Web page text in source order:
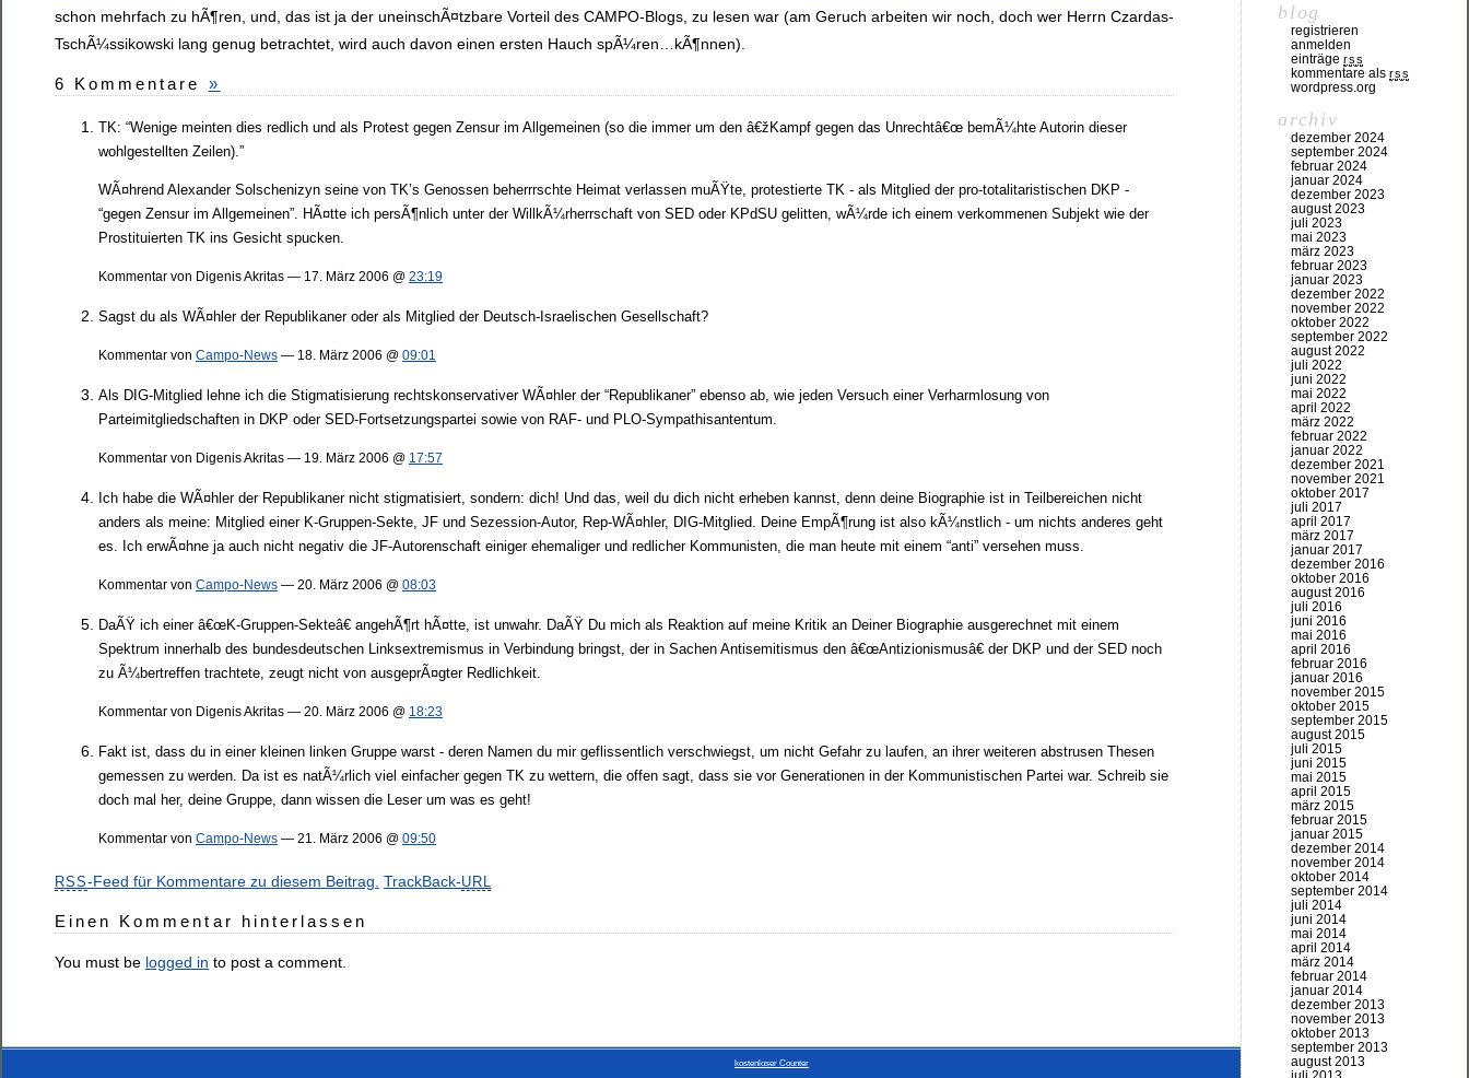
schon mehrfach zu hÃ¶ren, und, das ist ja der uneinschÃ¤tzbare Vorteil des CAMPO-Blogs, zu lesen war (am Geruch arbeiten wir noch, doch wer Herrn Czardas-
TschÃ¼ssikowski lang genug betrachtet, wird auch davon einen ersten Hauch spÃ¼ren…kÃ¶nnen).
6 Kommentare »
TK: “Wenige meinten dies redlich und als Protest gegen Zensur im Allgemeinen (so die immer um den â€žKampf gegen das Unrechtâ€œ bemÃ¼hte Autorin dieser
wohlgestellten Zeilen).”
WÃ¤hrend Alexander Solschenizyn seine von TK’s Genossen beherrrschte Heimat verlassen muÃŸte, protestierte TK - als Mitglied der pro-totalitaristischen DKP -
“gegen Zensur im Allgemeinen”. HÃ¤tte ich persÃ¶nlich unter der WillkÃ¼rherrschaft von SED oder KPdSU gelitten, wÃ¼rde ich einem verkommenen Subjekt wie der
Prostituierten TK ins Gesicht spucken.
Kommentar von Digenis Akritas — 17. März 2006 @ 23:19
Sagst du als WÃ¤hler der Republikaner oder als Mitglied der Deutsch-Israelischen Gesellschaft?
Kommentar von Campo-News — 18. März 2006 @ 09:01
Als DIG-Mitglied lehne ich die Stigmatisierung rechtskonservativer WÃ¤hler der “Republikaner” ebenso ab, wie jeden Versuch einer Verharmlosung von
Parteimitgliedschaften in DKP oder SED-Fortsetzungspartei sowie von RAF- und PLO-Sympathisantentum.
Kommentar von Digenis Akritas — 19. März 2006 @ 17:57
Ich habe die WÃ¤hler der Republikaner nicht stigmatisiert, sondern: dich! Und das, weil du dich nicht erheben kannst, denn deine Biographie ist in Teilbereichen nicht
anders als meine: Mitglied einer K-Gruppen-Sekte, JF und Sezession-Autor, Rep-WÃ¤hler, DIG-Mitglied. Deine EmpÃ¶rung ist also kÃ¼nstlich - um nichts anderes geht
es. Ich erwÃ¤hne ja auch nicht negativ die JF-Autorenschaft einiger ehemaliger und redlicher Kommunisten, die man heute mit einem “anti” versehen muss.
Kommentar von Campo-News — 20. März 2006 @ 08:03
DaÃŸ ich einer â€œK-Gruppen-Sekteâ€ angehÃ¶rt hÃ¤tte, ist unwahr. DaÃŸ Du mich als Reaktion auf meine Kritik an Deiner Biographie ausgerechnet mit einem
Spektrum innerhalb des bundesdeutschen Linksextremismus in Verbindung bringst, der in Sachen Antisemitismus den â€œAntizionismusâ€ der DKP und der SED noch
zu Ã¼bertreffen trachtete, zeugt nicht von ausgeprÃ¤gter Redlichkeit.
Kommentar von Digenis Akritas — 20. März 2006 @ 18:23
Fakt ist, dass du in einer kleinen linken Gruppe warst - deren Namen du mir geflissentlich verschwiegst, um nicht Gefahr zu laufen, an ihrer weiteren abstrusen Thesen
gemessen zu werden. Da ist es natÃ¼rlich viel einfacher gegen TK zu wettern, die offen sagt, dass sie vor Generationen in der Kommunistischen Partei war. Schreib sie
doch mal her, deine Gruppe, dann wissen die Leser um was es geht!
Kommentar von Campo-News — 21. März 2006 @ 09:50
RSS-Feed für Kommentare zu diesem Beitrag. TrackBack-URL
Einen Kommentar hinterlassen
You must be logged in to post a comment.
blog
registrieren
anmelden
einträge rss
kommentare als rss
wordpress.org
archiv
dezember 2024
september 2024
februar 2024
januar 2024
dezember 2023
august 2023
juli 2023
mai 2023
märz 2023
februar 2023
januar 2023
dezember 2022
november 2022
oktober 2022
september 2022
august 2022
juli 2022
juni 2022
mai 2022
april 2022
märz 2022
februar 2022
januar 2022
dezember 2021
november 2021
oktober 2017
juli 2017
april 2017
märz 2017
januar 2017
dezember 2016
oktober 2016
august 2016
juli 2016
juni 2016
mai 2016
april 2016
februar 2016
januar 2016
november 2015
oktober 2015
september 2015
august 2015
juli 2015
juni 2015
mai 2015
april 2015
märz 2015
februar 2015
januar 2015
dezember 2014
november 2014
oktober 2014
september 2014
juli 2014
juni 2014
mai 2014
april 2014
märz 2014
februar 2014
januar 2014
dezember 2013
november 2013
oktober 2013
september 2013
august 2013
kostenloser Counter